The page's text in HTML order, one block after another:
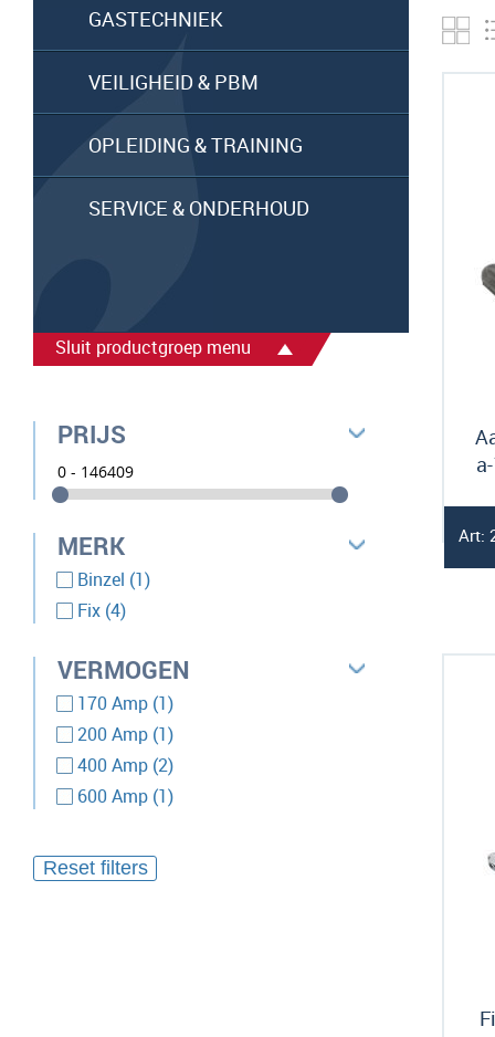
Art:
GASTECHNIEK
VEILIGHEID & PBM
OPLEIDING & TRAINING
SERVICE & ONDERHOUD
Sluit productgroep menu
PRIJS
MERK
Binzel 1product
Fix 4producten
VERMOGEN
170 Amp 1product
200 Amp 1product
400 Amp 2producten
600 Amp 1product